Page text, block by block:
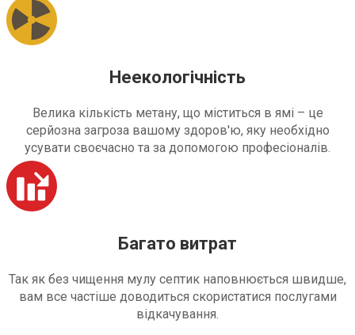
Неекологічність
Велика кількість метану, що міститься в ямі – це
серйозна загроза вашому здоров'ю, яку необхідно
усувати своєчасно та за допомогою професіоналів.
Багато витрат
Так як без чищення мулу септик наповнюється швидше,
вам все частіше доводиться скористатися послугами
відкачування.